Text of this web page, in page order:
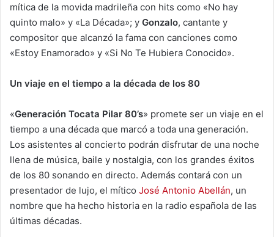
mítica de la movida madrileña con hits como «No hay
quinto malo» y «La Década»; y Gonzalo, cantante y
compositor que alcanzó la fama con canciones como
«Estoy Enamorado» y «Si No Te Hubiera Conocido».
Un viaje en el tiempo a la década de los 80
«Generación Tocata Pilar 80’s» promete ser un viaje en el
tiempo a una década que marcó a toda una generación.
Los asistentes al concierto podrán disfrutar de una noche
llena de música, baile y nostalgia, con los grandes éxitos
de los 80 sonando en directo. Además contará con un
presentador de lujo, el mítico José Antonio Abellán, un
nombre que ha hecho historia en la radio española de las
últimas décadas.